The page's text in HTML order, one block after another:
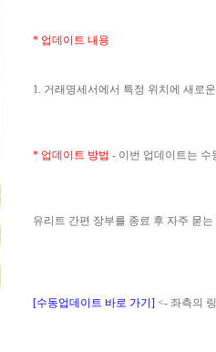
* 업데이트 내용
1. 거래명세서에서 특정 위치에 새로
* 업데이트 방법 - 이번 업데이트는 수
유리트 간편 장부를 종료 후 자주 묻
[수동업데이트 바로 가기] <- 좌측의